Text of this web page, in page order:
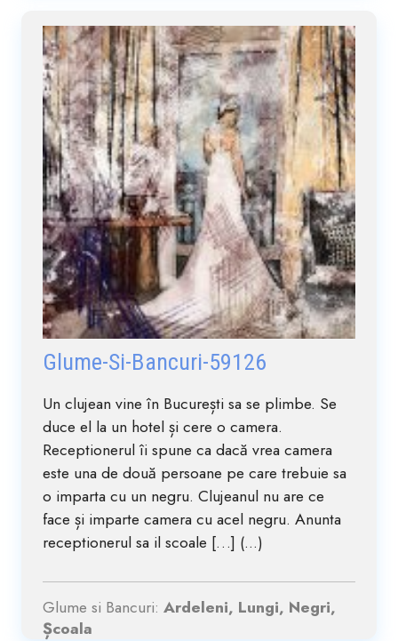
Glume-Si-Bancuri-59126
Un clujean vine în București sa se plimbe. Se
duce el la un hotel și cere o camera.
Receptionerul îi spune ca dacă vrea camera
este una de două persoane pe care trebuie sa
o imparta cu un negru. Clujeanul nu are ce
face și imparte camera cu acel negru. Anunta
receptionerul sa il scoale […] (...)
Glume si Bancuri: Ardeleni, Lungi, Negri,
Școala